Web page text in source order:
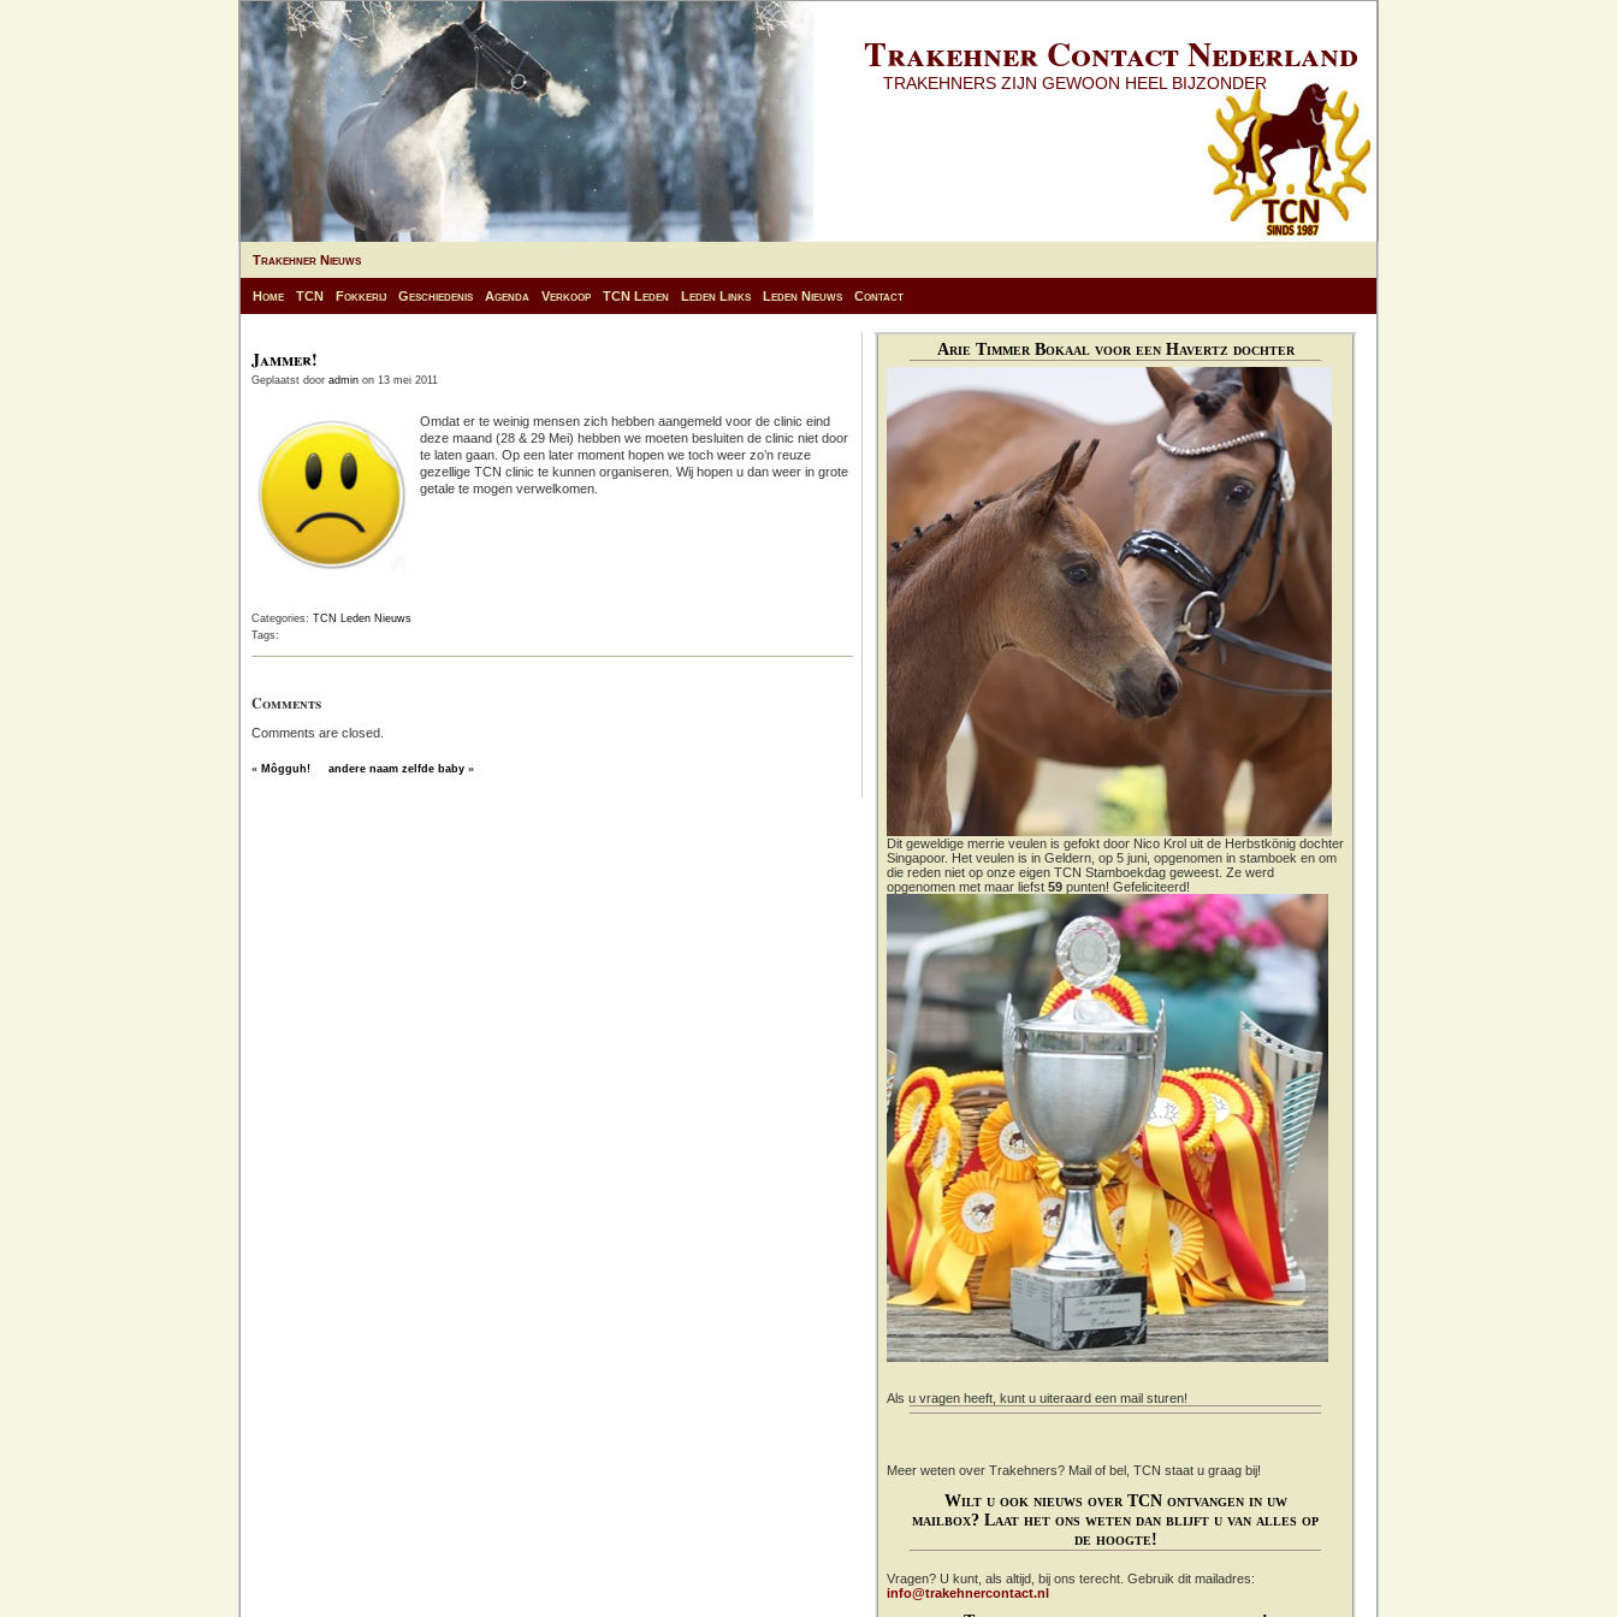
Trakehner Contact Nederland
TRAKEHNERS ZIJN GEWOON HEEL BIJZONDER
Trakehner Nieuws
Home TCN Fokkerij Geschiedenis Agenda Verkoop TCN Leden Leden Links Leden Nieuws Contact
Jammer!
Geplaatst door admin on 13 mei 2011
Omdat er te weinig mensen zich hebben aangemeld voor de clinic eind
deze maand (28 & 29 Mei) hebben we moeten besluiten de clinic niet door
te laten gaan. Op een later moment hopen we toch weer zo’n reuze
gezellige TCN clinic te kunnen organiseren. Wij hopen u dan weer in grote
getale te mogen verwelkomen.
Categories: TCN Leden Nieuws
Tags:
Comments
Comments are closed.
« Môgguh! andere naam zelfde baby »
Arie Timmer Bokaal voor een Havertz dochter
Dit geweldige merrie veulen is gefokt door Nico Krol uit de Herbstkönig dochter
Singapoor. Het veulen is in Geldern, op 5 juni, opgenomen in stamboek en om
die reden niet op onze eigen TCN Stamboekdag geweest. Ze werd
opgenomen met maar liefst 59 punten! Gefeliciteerd!
Als u vragen heeft, kunt u uiteraard een mail sturen!
Meer weten over Trakehners? Mail of bel, TCN staat u graag bij!
Wilt u ook nieuws over TCN ontvangen in uw
mailbox? Laat het ons weten dan blijft u van alles op
de hoogte!
Vragen? U kunt, als altijd, bij ons terecht. Gebruik dit mailadres:
info@trakehnercontact.nl